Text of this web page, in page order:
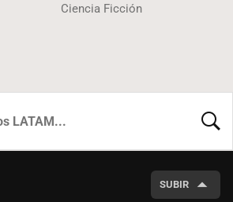
Ciencia Ficción
SUBIR